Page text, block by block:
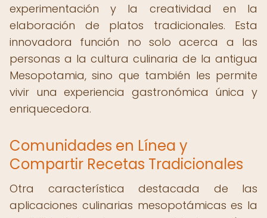
experimentación y la creatividad en la
elaboración de platos tradicionales. Esta
innovadora función no solo acerca a las
personas a la cultura culinaria de la antigua
Mesopotamia, sino que también les permite
vivir una experiencia gastronómica única y
enriquecedora.
Comunidades en Línea y
Compartir Recetas Tradicionales
Otra característica destacada de las
aplicaciones culinarias mesopotámicas es la